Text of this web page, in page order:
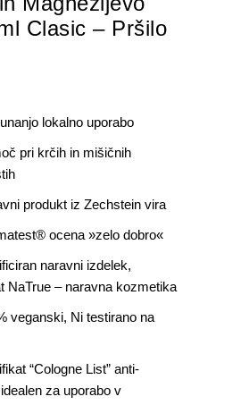
Clasic – Pršilo
lokalno uporabo
pri krčih in mišičnih
produkt iz Zechstein vira
ocena »zelo dobro«
naravni izdelek,
NaTrue – naravna kozmetika
veganski, Ni testirano na
“Cologne List” anti-
za uporabo v